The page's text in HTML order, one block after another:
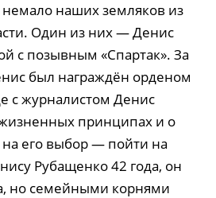
наших земляков из
Один из них — Денис
с позывным «Спартак». За
был награждён орденом
с журналистом Денис
жизненных принципах и о
его выбор — пойти на
Рубащенко 42 года, он
но семейными корнями